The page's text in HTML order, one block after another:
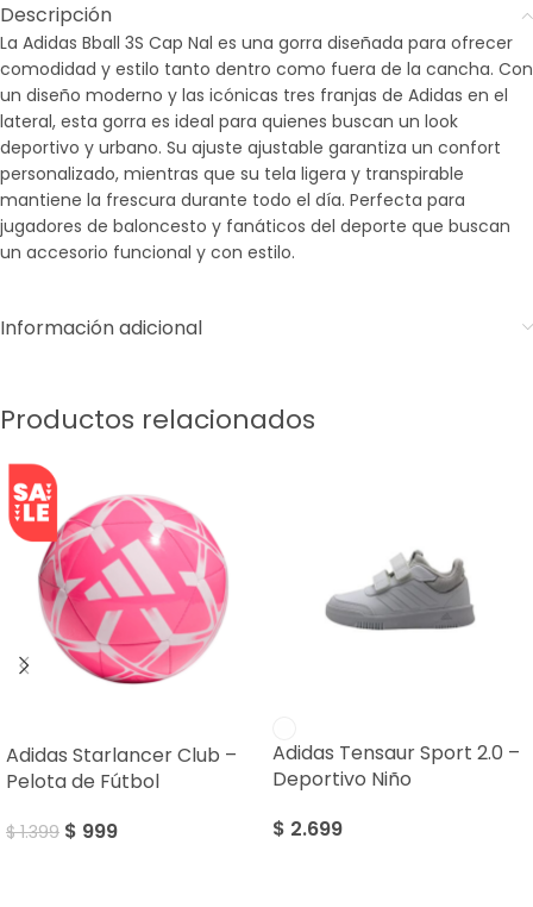
Descripción
La Adidas Bball 3S Cap Nal es una gorra diseñada para ofrecer
comodidad y estilo tanto dentro como fuera de la cancha. Con
un diseño moderno y las icónicas tres franjas de Adidas en el
lateral, esta gorra es ideal para quienes buscan un look
deportivo y urbano. Su ajuste ajustable garantiza un confort
personalizado, mientras que su tela ligera y transpirable
mantiene la frescura durante todo el día. Perfecta para
jugadores de baloncesto y fanáticos del deporte que buscan
un accesorio funcional y con estilo.
Información adicional
Productos relacionados
Adidas Starlancer Club –
Pelota de Fútbol
$1.399 $ 999
Adidas Tensaur Sport 2.0 –
Deportivo Niño
$ 2.699